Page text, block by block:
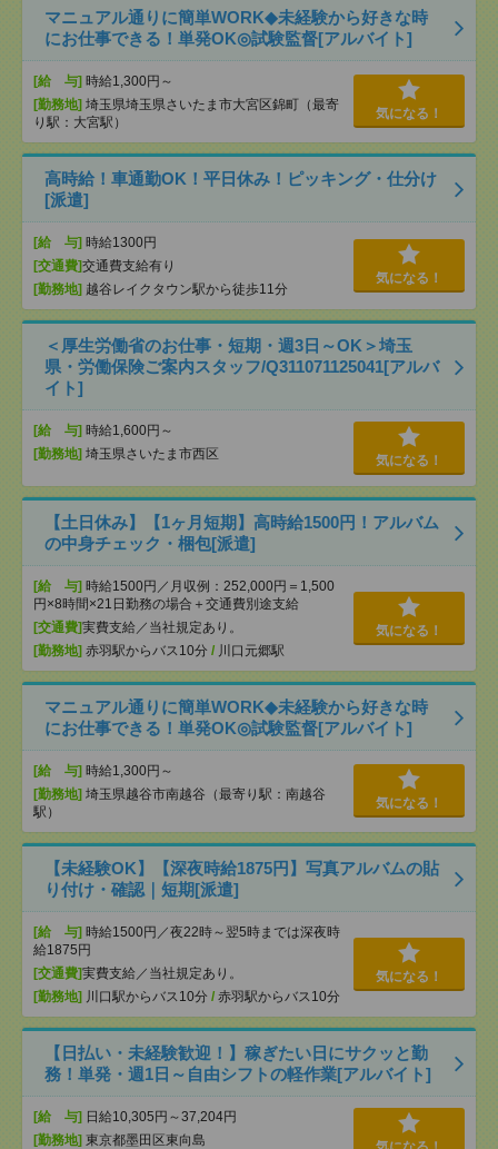
マニュアル通りに簡単WORK◆未経験から好きな時
にお仕事できる！単発OK◎試験監督[アルバイト]
[給 与] 時給1,300円～
[勤務地] 埼玉県埼玉県さいたま市大宮区錦町（最寄
り駅：大宮駅）
気になる！
高時給！車通勤OK！平日休み！ピッキング・仕分け
[派遣]
[給 与] 時給1300円
[交通費]交通費支給有り
[勤務地] 越谷レイクタウン駅から徒歩11分
気になる！
＜厚生労働省のお仕事・短期・週3日～OK＞埼玉
県・労働保険ご案内スタッフ/Q311071125041[アルバ
イト]
[給 与] 時給1,600円～
[勤務地] 埼玉県さいたま市西区 気になる！
【土日休み】【1ヶ月短期】高時給1500円！アルバム
の中身チェック・梱包[派遣]
[給 与] 時給1500円／月収例：252,000円＝1,500
円×8時間×21日勤務の場合＋交通費別途支給
[交通費]実費支給／当社規定あり。
[勤務地] 赤羽駅からバス10分 / 川口元郷駅
気になる！
マニュアル通りに簡単WORK◆未経験から好きな時
にお仕事できる！単発OK◎試験監督[アルバイト]
[給 与] 時給1,300円～
[勤務地] 埼玉県越谷市南越谷（最寄り駅：南越谷
駅）
気になる！
【未経験OK】【深夜時給1875円】写真アルバムの貼
り付け・確認｜短期[派遣]
[給 与] 時給1500円／夜22時～翌5時までは深夜時
給1875円
[交通費]実費支給／当社規定あり。
[勤務地] 川口駅からバス10分 / 赤羽駅からバス10分
気になる！
【日払い・未経験歓迎！】稼ぎたい日にサクッと勤
務！単発・週1日～自由シフトの軽作業[アルバイト]
[給 与] 日給10,305円～37,204円
[勤務地] 東京都墨田区東向島